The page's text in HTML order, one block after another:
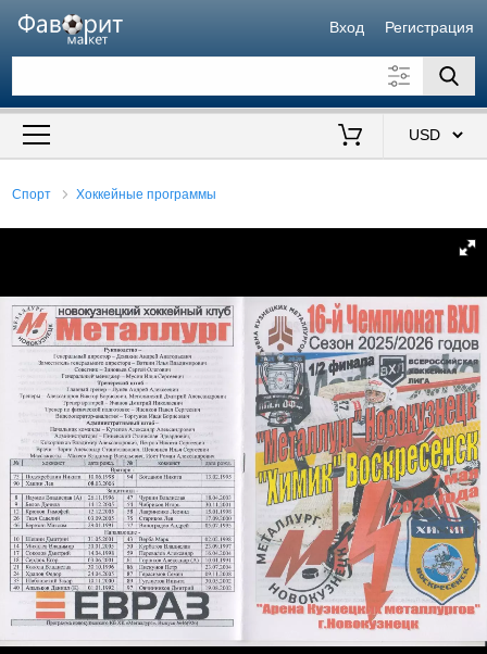
Вход Регистрация
Искать также в описании
Спорт Хоккейные программы